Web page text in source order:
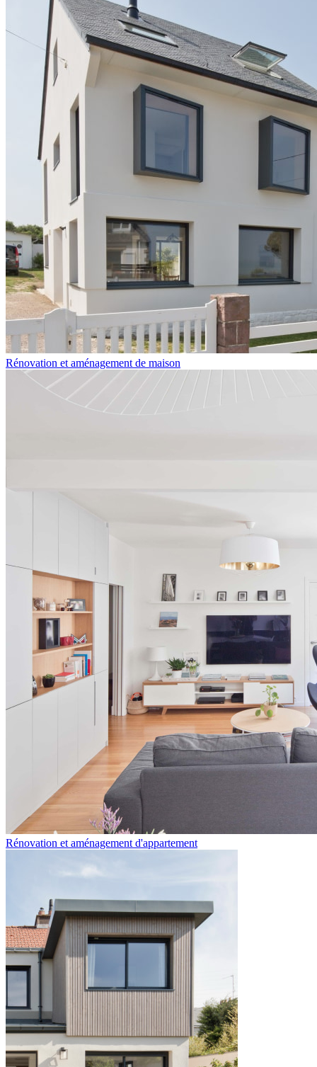
Rénovation et aménagement de maison
Rénovation et aménagement d'appartement